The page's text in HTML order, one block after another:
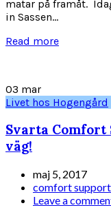
matar på framåt.
in Sassen...
Read more
03 mar
Livet hos Hogengård
Svarta
väg!
maj 5, 2017
comfort
Leave a